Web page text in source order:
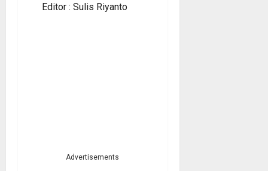
Editor : Sulis Riyanto
Advertisements